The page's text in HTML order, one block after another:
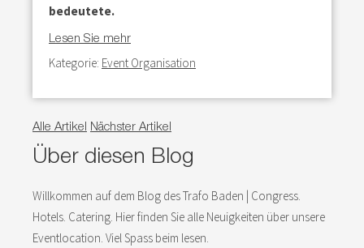
bedeutete.
Lesen Sie mehr
Kategorie: Event Organisation
Alle Artikel Nächster Artikel
Über diesen Blog
Willkommen auf dem Blog des Trafo Baden | Congress.
Hotels. Catering. Hier finden Sie alle Neuigkeiten über unsere
Eventlocation. Viel Spass beim lesen.